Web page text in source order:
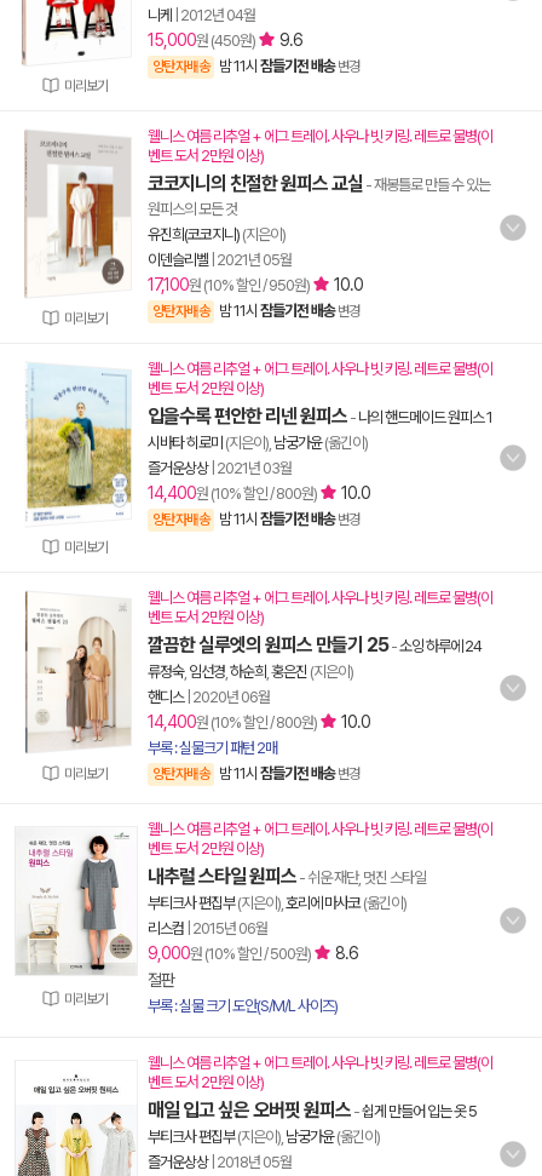
미리보기
니케
2012년 04월
15,000원 (450원) 9.6
양탄자배송 밤 11시 잠들기전 배송 변경
미리보기
웰니스 여름 리추얼 + 에그 트레이. 사우나 빗 키링. 레트로 물병(이
벤트 도서 2만원 이상)
코코지니의 친절한 원피스 교실 - 재봉틀로 만들 수 있는
원피스의 모든 것
유진희(코코지니) (지은이)
이덴슬리벨 2021년 05월
17,100원 (10% 할인 / 950원) 10.0
양탄자배송 밤 11시 잠들기전 배송 변경
미리보기
웰니스 여름 리추얼 + 에그 트레이. 사우나 빗 키링. 레트로 물병(이
벤트 도서 2만원 이상)
입을수록 편안한 리넨 원피스 - 나의 핸드메이드 원피스 1
시바타 히로미 (지은이), 남궁가윤(옮긴이)
즐거운상상| 2021년 03월
14,400원 (10% 할인 / 800원) 10.0
양탄자배송 밤 11시 잠들기전 배송 변경
미리보기
웰니스 여름 리추얼 + 에그 트레이. 사우나 빗 키링. 레트로 물병(이
벤트 도서 2만원 이상)
깔끔한 실루엣의 원피스 만들기 25-소잉 하루에 24
류정숙, 임선경 하순희 홍은진 (지은이)
핸디스| 2020년 06월
14,400원 (10% 할인 / 800원) 10.0
부록 : 실물크기 패턴 2매
양탄자배송 밤 11시 잠들기전 배송 변경
미리보기
웰니스 여름 리추얼 + 에그 트레이. 사우나 빗 키링. 레트로 물병(이
벤트 도서 2만원 이상)
내추럴 스타일 원피스 - 쉬운 재단, 멋진 스타일
부티크사 편집부(지은이), 호리에 마사코(옮긴이)
리스컴 2015년 06월
9,000원 (10% 할인 / 500원)
8.6
절판
부록 : 실물 크기 도안(S/M/L 사이즈)
웰니스 여름 리추얼 + 에그 트레이. 사우나 빗 키링. 레트로 물병(이
벤트 도서 2만원 이상)
매일 입고 싶은 오버핏 원피스 -쉽게 만들어 입는 옷 5
부티크사 편집부(지은이), 남궁가윤(옮긴이)
즐거운상상| 2018년 05월